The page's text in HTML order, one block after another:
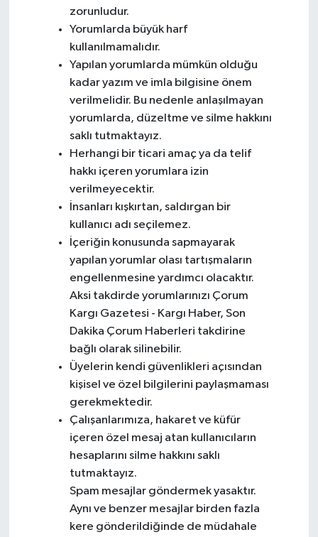
zorunludur.
Yorumlarda büyük harf
kullanılmamalıdır.
Yapılan yorumlarda mümkün olduğu
kadar yazım ve imla bilgisine önem
verilmelidir. Bu nedenle anlaşılmayan
yorumlarda, düzeltme ve silme hakkını
saklı tutmaktayız.
Herhangi bir ticari amaç ya da telif
hakkı içeren yorumlara izin
verilmeyecektir.
İnsanları kışkırtan, saldırgan bir
kullanıcı adı seçilemez.
İçeriğin konusunda sapmayarak
yapılan yorumlar olası tartışmaların
engellenmesine yardımcı olacaktır.
Aksi takdirde yorumlarınızı Çorum
Kargı Gazetesi - Kargı Haber, Son
Dakika Çorum Haberleri takdirine
bağlı olarak silinebilir.
Üyelerin kendi güvenlikleri açısından
kişisel ve özel bilgilerini paylaşmaması
gerekmektedir.
Çalışanlarımıza, hakaret ve küfür
içeren özel mesaj atan kullanıcıların
hesaplarını silme hakkını saklı
tutmaktayız.
Spam mesajlar göndermek yasaktır.
Aynı ve benzer mesajlar birden fazla
kere gönderildiğinde de müdahale